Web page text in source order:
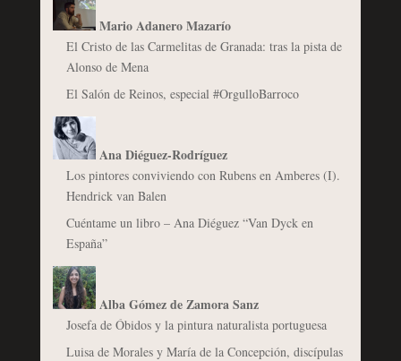
Mario Adanero Mazarío
El Cristo de las Carmelitas de Granada: tras la pista de
Alonso de Mena
El Salón de Reinos, especial #OrgulloBarroco
Ana Diéguez-Rodríguez
Los pintores conviviendo con Rubens en Amberes (I).
Hendrick van Balen
Cuéntame un libro – Ana Diéguez “Van Dyck en
España”
Alba Gómez de Zamora Sanz
Josefa de Óbidos y la pintura naturalista portuguesa
Luisa de Morales y María de la Concepción, discípulas